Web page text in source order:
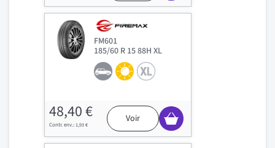
FM601
185/60 R 15 88H XL
48,40 €
1,93 €
Voir